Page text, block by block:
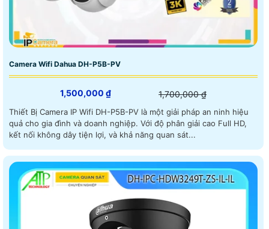
Camera Wifi Dahua DH-P5B-PV
1,500,000 ₫ 1,700,000 ₫
Thiết Bị Camera IP Wifi DH-P5B-PV là một giải pháp an ninh hiệu
quả cho gia đình và doanh nghiệp. Với độ phân giải cao Full HD,
kết nối không dây tiện lợi, và khả năng quan sát...